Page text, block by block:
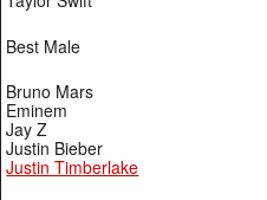
Best Male
Bruno Mars
Eminem
Jay Z
Justin Bieber
Justin Timberlake